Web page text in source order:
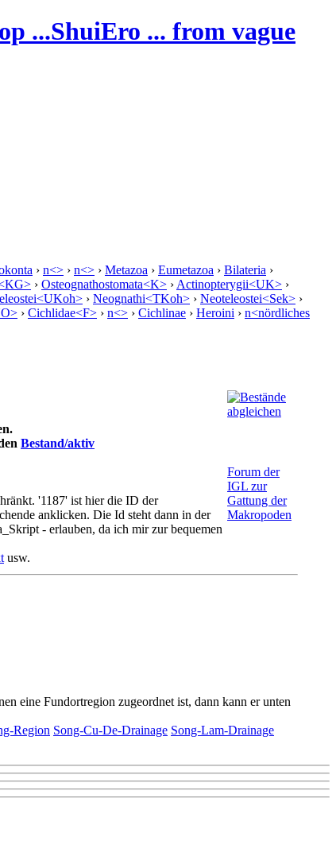
ShuiEro ... from vague
› n<> › n<> › Metazoa › Eumetazoa › Bilateria ›
› Osteognathostomata<K> › Actinopterygii<UK> ›
› Neognathi<TKoh> › Neoteleostei<Sek> ›
› Cichlidae<F> › n<> › Cichlinae › Heroini › n<nördliches
Bestand/aktiv
'1187' ist hier die ID der
anklicken. Die Id steht dann in der
- erlauben, da ich mir zur bequemen
usw.
Forum der
IGL zur
Gattung der
Makropoden
eine Fundortregion zugeordnet ist, dann kann er unten
Region Song-Cu-De-Drainage Song-Lam-Drainage